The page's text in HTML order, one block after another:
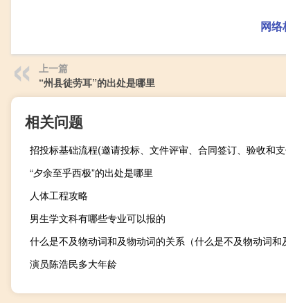
网络
上一篇
“州县徒劳耳”的出处是哪里
相关问题
招投标基础流程(邀请投标、文件评审、合同签订、验收和
“夕余至乎西极”的出处是哪里
人体工程攻略
男生学文科有哪些专业可以报的
什么是不及物动词和及物动词的关系（什么是不及物动词和
演员陈浩民多大年龄